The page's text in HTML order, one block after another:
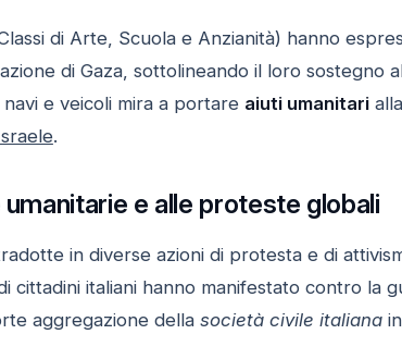
di Arte, Scuola e Anzianità) hanno
di Gaza, sottolineando il loro sostegno
e veicoli mira a portare aiuti umanitari
.
e alle proteste globali
in diverse azioni di protesta e di
cittadini italiani hanno manifestato contro la
aggregazione della società civile italianain